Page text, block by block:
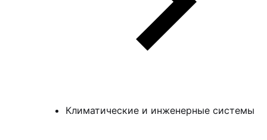
Климатические и инженерные системы